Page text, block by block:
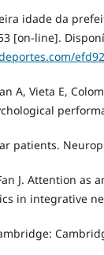
idade da
[on-line].
A, Vieta E,
patients.
J. Attention as
in integrative